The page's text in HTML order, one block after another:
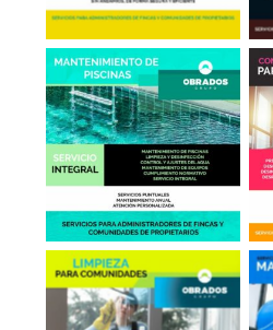
Mantenimiento de
Piscinas